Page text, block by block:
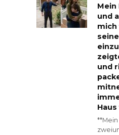
Mein
und
mich
und
**Mein